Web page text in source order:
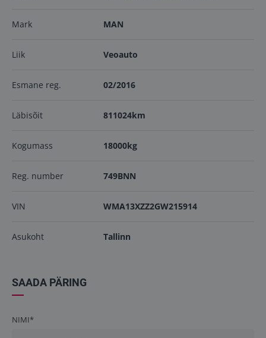
Mark MAN
Liik Veoauto
Esmane reg. 02/2016
Läbisõit 811024km
Kogumass 18000kg
Reg. number 749BNN
VIN WMA13XZZ2GW215914
Asukoht Tallinn
SAADA PÄRING
NIMI*